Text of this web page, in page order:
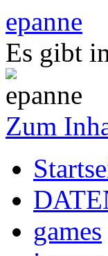
epanne
Es gibt
Zum
games